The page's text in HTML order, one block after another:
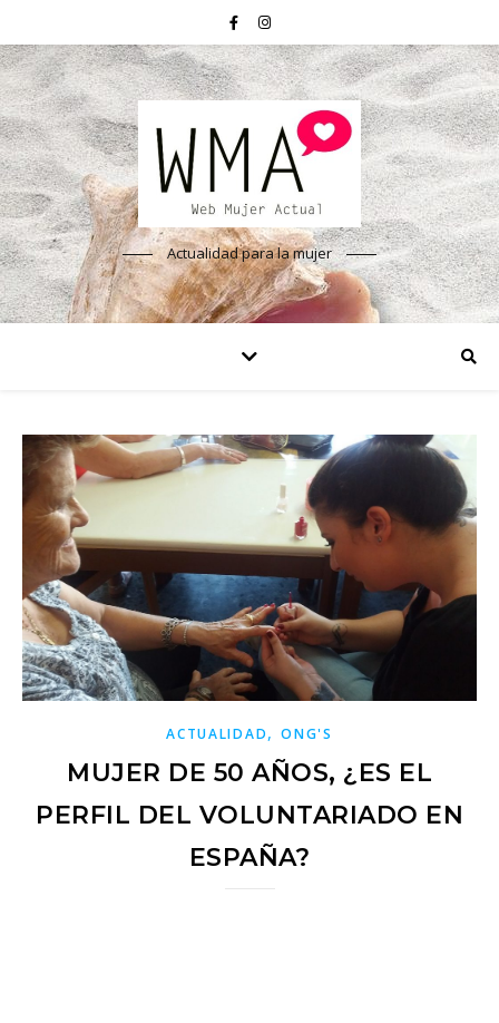
Actualidad para la mujer
ACTUALIDAD,ONG'S
MUJER DE 50 AÑOS, ¿ES EL
PERFIL DEL VOLUNTARIADO EN
ESPAÑA?